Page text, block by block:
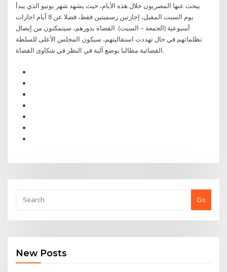
يبحث عنها المصريون خلال هذه الأيام، حيث يشهد شهر يونيو الذي يبدأ
يوم السبت المقبل، إجازتين رسميتين فقط، فضلا عن 8 أيام اجازات
أسبوعية (الجمعة – السبت). القضاة بدورهم، سيتمكنون من إيصال
تظلماتهم في حال تهددت استقاليتهم، سيكون المجلس الأعلى للسلطة
القضائية مطالبا بوضع آلية في النظر في شكاوى القضاة.
Go
New Posts